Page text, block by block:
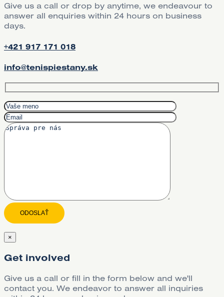
Give us a call or drop by anytime, we endeavour to
answer all enquiries within 24 hours on business
days.
+421 917 171 018
info@tenispiestany.sk
×
Get involved
Give us a call or fill in the form below and we'll
contact you. We endeavor to answer all inquiries